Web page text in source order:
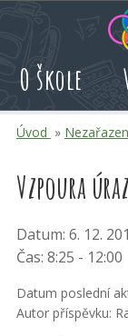
obsah
volby
akcíO škole
Úvod »
Vzpoura
Datum: 6. 12.
Čas: 8:25 - 12:00
Datum poslední
Autor příspěvku: